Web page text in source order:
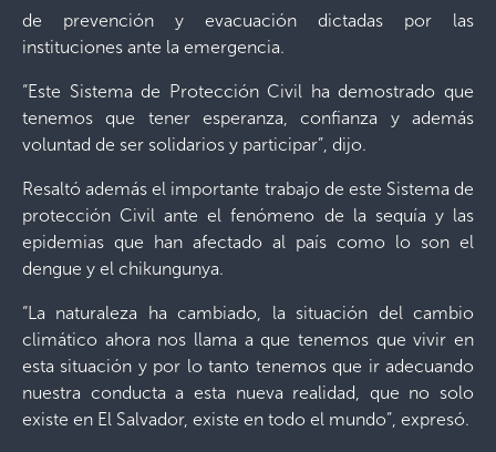
de prevención y evacuación dictadas por las
instituciones ante la emergencia.
“Este Sistema de Protección Civil ha demostrado que
tenemos que tener esperanza, confianza y además
voluntad de ser solidarios y participar”, dijo.
Resaltó además el importante trabajo de este Sistema de
protección Civil ante el fenómeno de la sequía y las
epidemias que han afectado al país como lo son el
dengue y el chikungunya.
“La naturaleza ha cambiado, la situación del cambio
climático ahora nos llama a que tenemos que vivir en
esta situación y por lo tanto tenemos que ir adecuando
nuestra conducta a esta nueva realidad, que no solo
existe en El Salvador, existe en todo el mundo”, expresó.